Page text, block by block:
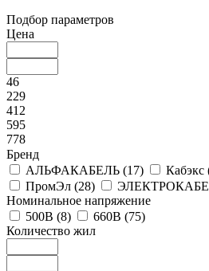
Подбор параметров
Цена
46
229
412
595
778
Бренд
АЛЬФАКАБЕЛЬ (17) Кабэкс
ПромЭл (28)
Номинальное напряжение
500В (8) 660В (75)
Количество жил